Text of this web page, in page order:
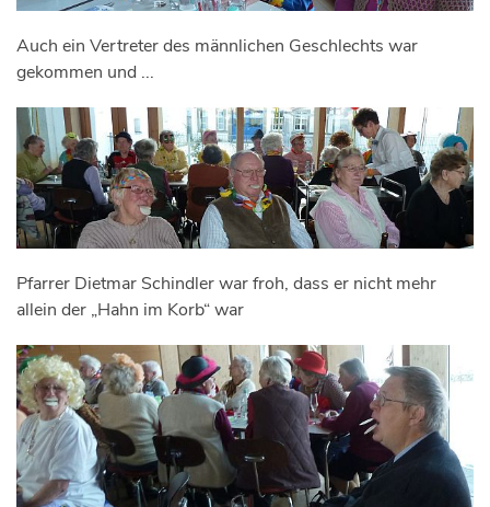
Auch ein Vertreter des männlichen Geschlechts war
gekommen und ...
Pfarrer Dietmar Schindler war froh, dass er nicht mehr
allein der „Hahn im Korb“ war